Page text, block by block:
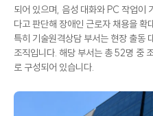
상담 업무입니다. 에스원CRM은 직
되어 있으며, 음성 대화와 PC 작업이
다고 판단해 장애인 근로자 채용을 확
특히 기술원격상담 부서는 현장 출동
조직입니다. 해당 부서는 총 52명 중